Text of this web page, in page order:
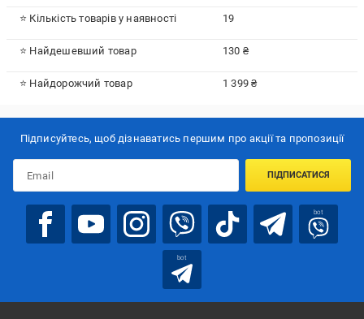
⭐ Кількість товарів у наявності 19
⭐ Найдешевший товар 130 ₴
⭐ Найдорожчий товар 1 399 ₴
Підписуйтесь, щоб дізнаватись першим про акції та пропозиції
ПІДПИСАТИСЯ
bot
bot